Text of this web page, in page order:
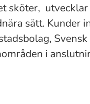
sköter,
sätt. Kunder
i